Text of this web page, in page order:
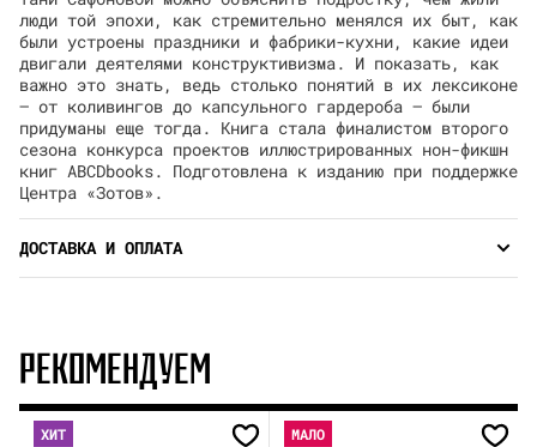
люди той эпохи, как стремительно менялся их быт, как
были устроены праздники и фабрики-кухни, какие идеи
двигали деятелями конструктивизма. И показать, как
важно это знать, ведь столько понятий в их лексиконе
— от коливингов до капсульного гардероба — были
придуманы еще тогда. Книга стала финалистом второго
сезона конкурса проектов иллюстрированных нон-фикшн
книг ABCDbooks. Подготовлена к изданию при поддержке
Центра «Зотов».
ДОСТАВКА И ОПЛАТА
РЕКОМЕНДУЕМ
ХИТ МАЛО